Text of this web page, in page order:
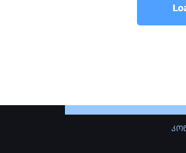
ჩვენ მზად ვართ
კითხვას ბათუმის
და შევარჩიოთ